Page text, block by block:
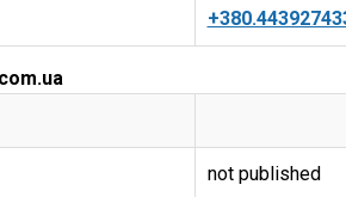
not published